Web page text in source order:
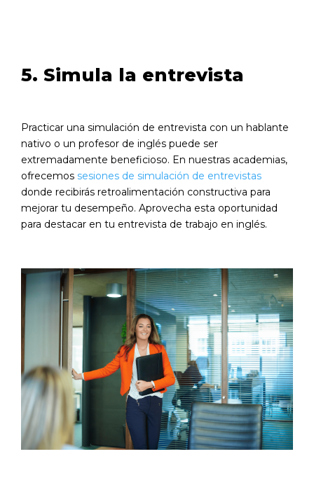
5. Simula la entrevista
Practicar una simulación de entrevista con un hablante
nativo o un profesor de inglés puede ser
extremadamente beneficioso. En nuestras academias,
ofrecemos sesiones de simulación de entrevistas
donde recibirás retroalimentación constructiva para
mejorar tu desempeño. Aprovecha esta oportunidad
para destacar en tu entrevista de trabajo en inglés.